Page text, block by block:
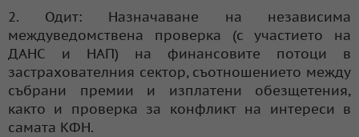
2. Одит: Назначаване на независима
междуведомствена проверка (с участието на
ДАНС и НАП) на финансовите потоци в
застрахователния сектор, съотношението между
събрани премии и изплатени обезщетения,
както и проверка за конфликт на интереси в
самата КФН.